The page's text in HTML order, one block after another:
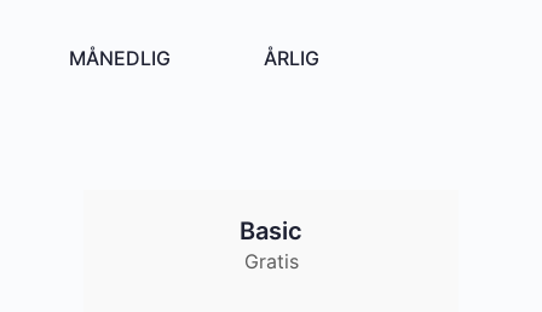
MÅNEDLIG ÅRLIG
Basic
Gratis